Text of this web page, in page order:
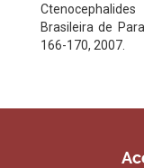
Brasileira de
166-170, 2007.